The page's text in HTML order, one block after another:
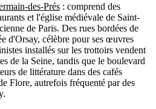
des-Prés : comprend des
et l'église médiévale de Saint-
de Paris. Des rues bordées de
d'Orsay, célèbre pour ses œuvres
installés sur les trottoirs vendent
de la Seine, tandis que le boulevard
de littérature dans des cafés
Flore, autrefois fréquenté par des